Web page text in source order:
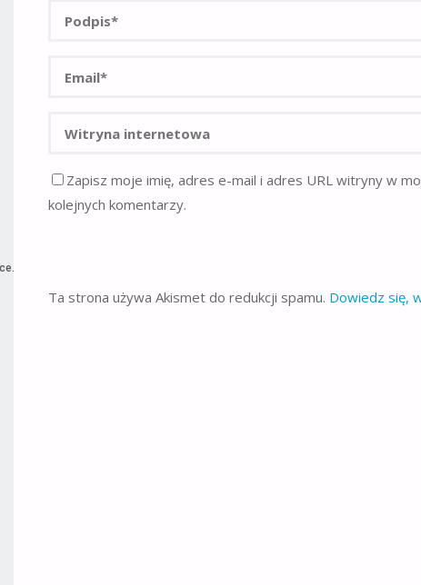
Zapisz moje imię, adres e-mail i adres URL witryny w
kolejnych komentarzy.
Ta strona używa Akismet do redukcji spamu. Dowiedz się,